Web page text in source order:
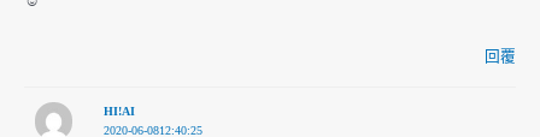
回覆
HI!AI
2020-06-0812:40:25